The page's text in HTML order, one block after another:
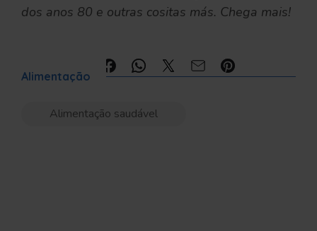
dos anos 80 e outras cositas más. Chega mais!
Alimentação
Alimentação saudável